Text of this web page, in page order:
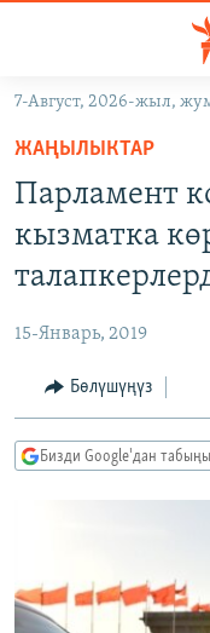
Навигацияга
өтүңүз
Издөөгө
салыңызКЫРГЫЗСТАН
МАДАНИЯТ
ДҮЙНӨ
ТВ ПРОГРАММАЛАР
БҮГҮН АЗАТТЫКТА
АЗАТТЫК+
ПОДКАСТ
7-Август, 2026-жыл,
ЖАҢЫЛЫКТАР
Парламент
кызматка
15-Январь, 2019
Бөлүшүңүз
Бизди Google'дан